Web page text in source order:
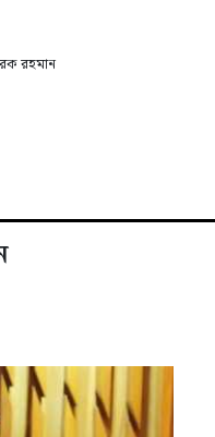
রহমান